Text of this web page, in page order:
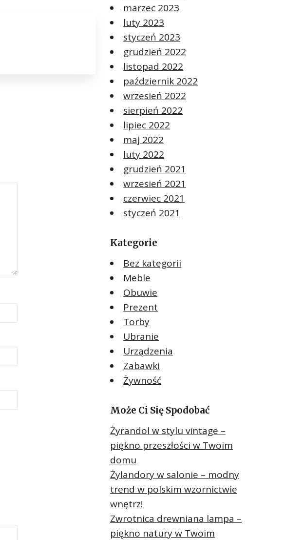
marzec 2023
luty 2023
styczeń 2023
grudzień 2022
listopad 2022
październik 2022
wrzesień 2022
sierpień 2022
lipiec 2022
maj 2022
luty 2022
grudzień 2021
wrzesień 2021
czerwiec 2021
styczeń 2021
Kategorie
Bez kategorii
Meble
Obuwie
Prezent
Torby
Ubranie
Urządzenia
Zabawki
Żywność
Może Ci Się Spodobać
Żyrandol w stylu vintage –
piękno przeszłości w Twoim
domu
Żylandory w salonie – modny
trend w polskim wzornictwie
wnętrz!
Zwrotnica drewniana lampa –
piękno natury w Twoim